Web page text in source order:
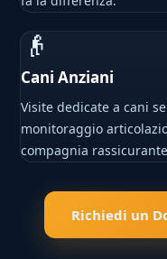
👴
Cani Anziani
Visite dedicate a cani
monitoraggio
compagnia
Richiedi un